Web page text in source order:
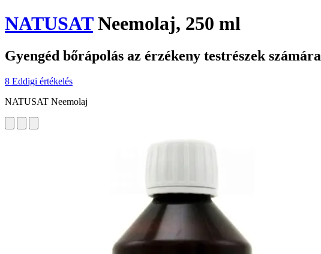
NATUSATNeemolaj, 250 ml
Gyengéd bőrápolás az érzékeny testrészek számára
8 Eddigi értékelés
NATUSAT Neemolaj